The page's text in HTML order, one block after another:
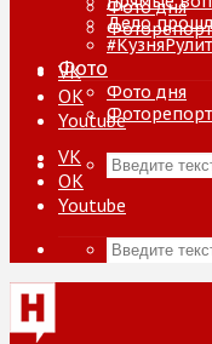
Фото дня
VK
ОК
Youtube
Дело
#КузняРулит
Фото
Фото дня
VK
ОК
Youtube